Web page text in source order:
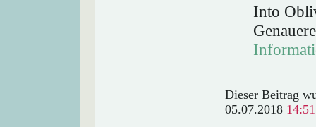
Into
Dieser Beitrag
05.07.2018 14:51